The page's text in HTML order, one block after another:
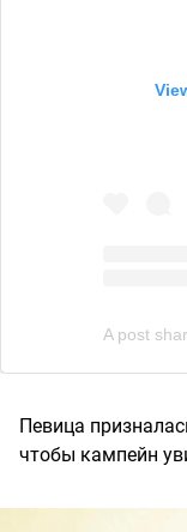
A post
Певица
чтобы кампейн